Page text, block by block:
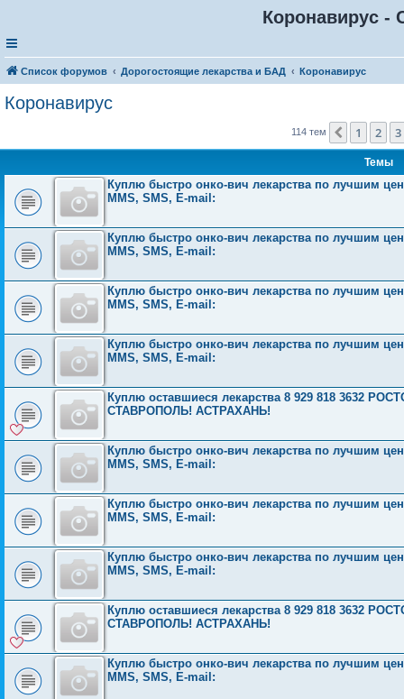
Коронавирус -
Список форумов Дорогостоящие лекарства и БАД Коронавирус
Коронавирус
114 тем Пред.
1 2 3
Темы
Куплю быстро онко-вич лекарства по лучшим
MMS, SMS, E-mail:
Куплю быстро онко-вич лекарства по лучшим
MMS, SMS, E-mail:
Куплю быстро онко-вич лекарства по лучшим
MMS, SMS, E-mail:
Куплю быстро онко-вич лекарства по лучшим
MMS, SMS, E-mail:
Куплю оставшиеся лекарства 8 929 818 3632
СТАВРОПОЛЬ! АСТРАХАНЬ!
Куплю быстро онко-вич лекарства по лучшим
MMS, SMS, E-mail:
Куплю быстро онко-вич лекарства по лучшим
MMS, SMS, E-mail:
Куплю быстро онко-вич лекарства по лучшим
MMS, SMS, E-mail:
Куплю оставшиеся лекарства 8 929 818 3632
СТАВРОПОЛЬ! АСТРАХАНЬ!
Куплю быстро онко-вич лекарства по лучшим
MMS, SMS, E-mail: